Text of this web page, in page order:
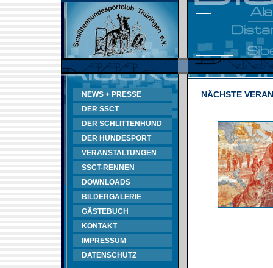
NEWS + PRESSE
DER SSCT
DER SCHLITTENHUND
DER HUNDESPORT
VERANSTALTUNGEN
SSCT-RENNEN
DOWNLOADS
BILDERGALERIE
GÄSTEBUCH
KONTAKT
IMPRESSUM
DATENSCHUTZ
NÄCHSTE